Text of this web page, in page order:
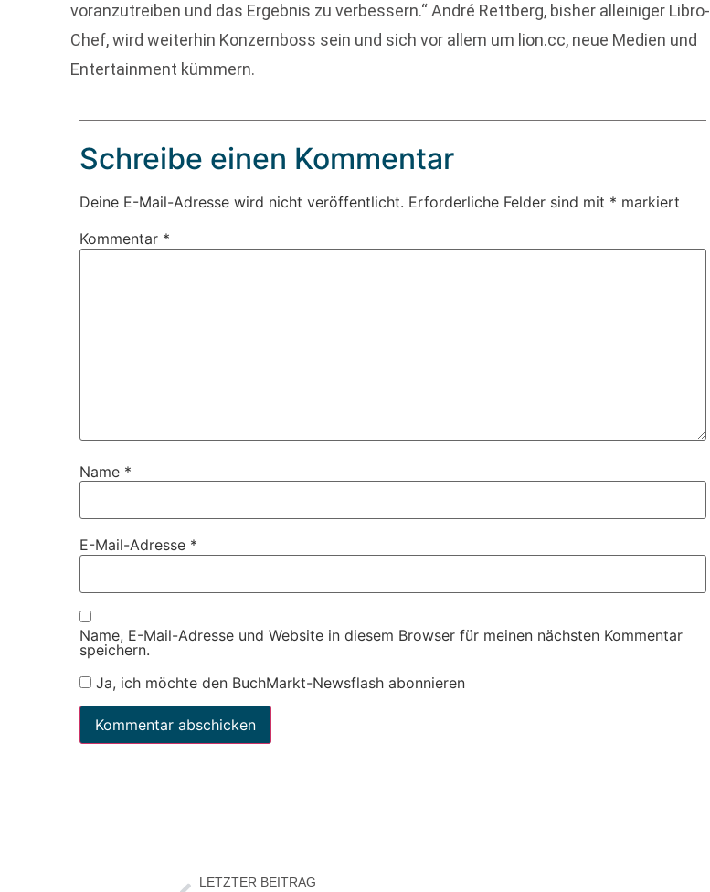
voranzutreiben und das Ergebnis zu verbessern.“ André Rettberg, bisher alleiniger Libro-
Chef, wird weiterhin Konzernboss sein und sich vor allem um lion.cc, neue Medien und
Entertainment kümmern.
Schreibe einen Kommentar
Deine E-Mail-Adresse wird nicht veröffentlicht. Erforderliche Felder sind mit * markiert
Kommentar *
Name *
E-Mail-Adresse *
Name, E-Mail-Adresse und Website in diesem Browser für meinen nächsten Kommentar
speichern.
Ja, ich möchte den BuchMarkt-Newsflash abonnieren
LETZTER BEITRAG